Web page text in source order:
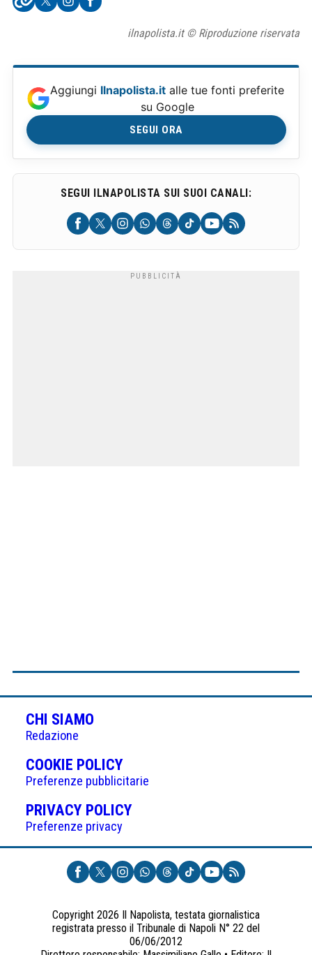
ilnapolista.it © Riproduzione riservata
Aggiungi Ilnapolista.it alle tue fonti preferite
su Google
SEGUI ORA
SEGUI ILNAPOLISTA SUI SUOI CANALI:
CHI SIAMO
Redazione
COOKIE POLICY(APRE
IN
UNA
NUOVA
Preferenze pubblicitarie
PRIVACY POLICY(APRE
UNA
NUOVA
SCHEDA)
Preferenze privacy
Copyright 2026 Il Napolista, testata giornalistica
registrata presso il Tribunale di Napoli N° 22 del
06/06/2012